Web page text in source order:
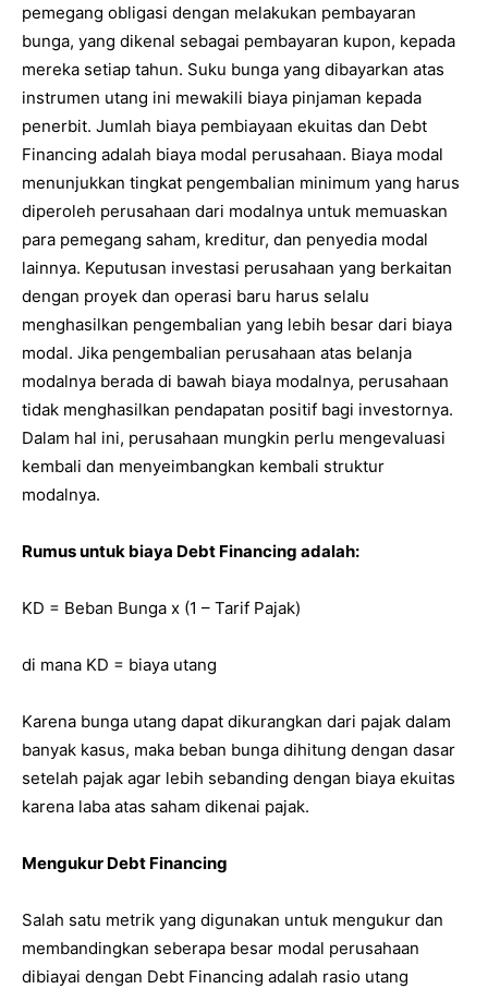
pemegang obligasi dengan melakukan pembayaran
bunga, yang dikenal sebagai pembayaran kupon, kepada
mereka setiap tahun. Suku bunga yang dibayarkan atas
instrumen utang ini mewakili biaya pinjaman kepada
penerbit. Jumlah biaya pembiayaan ekuitas dan Debt
Financing adalah biaya modal perusahaan. Biaya modal
menunjukkan tingkat pengembalian minimum yang harus
diperoleh perusahaan dari modalnya untuk memuaskan
para pemegang saham, kreditur, dan penyedia modal
lainnya. Keputusan investasi perusahaan yang berkaitan
dengan proyek dan operasi baru harus selalu
menghasilkan pengembalian yang lebih besar dari biaya
modal. Jika pengembalian perusahaan atas belanja
modalnya berada di bawah biaya modalnya, perusahaan
tidak menghasilkan pendapatan positif bagi investornya.
Dalam hal ini, perusahaan mungkin perlu mengevaluasi
kembali dan menyeimbangkan kembali struktur
modalnya.
Rumus untuk biaya Debt Financing adalah:
KD = Beban Bunga x (1 – Tarif Pajak)
di mana KD = biaya utang
Karena bunga utang dapat dikurangkan dari pajak dalam
banyak kasus, maka beban bunga dihitung dengan dasar
setelah pajak agar lebih sebanding dengan biaya ekuitas
karena laba atas saham dikenai pajak.
Mengukur Debt Financing
Salah satu metrik yang digunakan untuk mengukur dan
membandingkan seberapa besar modal perusahaan
dibiayai dengan Debt Financing adalah rasio utang